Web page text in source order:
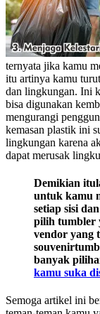
ternyata jika kamu
itu artinya kamu
dan lingkungan. Ini
bisa digunakan
mengurangi
kemasan plastik ini
lingkungan karena
dapat merusak
Demikian
untuk kamu
setiap sisi
pilih tumbler
vendor yang
banyak
kamu suka
Semoga artikel ini